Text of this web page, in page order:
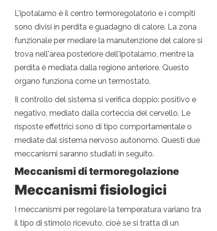
L'ipotalamo è il centro termoregolatorio e i compiti
sono divisi in perdita e guadagno di calore. La zona
funzionale per mediare la manutenzione del calore si
trova nell'area posteriore dell'ipotalamo, mentre la
perdita è mediata dalla regione anteriore. Questo
organo funziona come un termostato.
Il controllo del sistema si verifica doppio: positivo e
negativo, mediato dalla corteccia del cervello. Le
risposte effettrici sono di tipo comportamentale o
mediate dal sistema nervoso autonomo. Questi due
meccanismi saranno studiati in seguito.
Meccanismi di termoregolazione
Meccanismi fisiologici
I meccanismi per regolare la temperatura variano tra
il tipo di stimolo ricevuto, cioè se si tratta di un